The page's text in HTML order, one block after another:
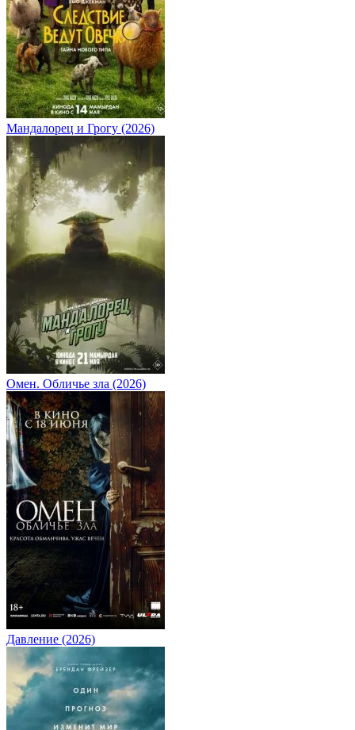
Мандалорец и Грогу (2026)
Омен. Обличье зла (2026)
Давление (2026)